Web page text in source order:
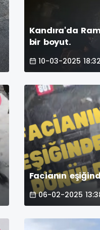
Kandıra'da
bir boyut.
10-03-2025 18:32
Facianın
06-02-2025